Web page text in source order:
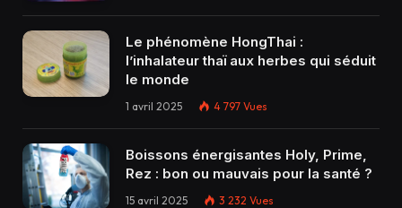
Le phénomène HongThai :
l’inhalateur thaï aux herbes qui séduit
le monde
1 avril 2025 4 797 Vues
Boissons énergisantes Holy, Prime,
Rez : bon ou mauvais pour la santé ?
15 avril 2025 3 232 Vues